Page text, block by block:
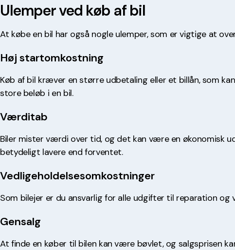
Ulemper ved køb af bil
At købe en bil har også nogle ulemper, som er vigtige at
Høj startomkostning
Køb af bil kræver en større udbetaling eller et billån, som
store beløb i en bil.
Værditab
Biler mister værdi over tid, og det kan være en økonomisk
betydeligt lavere end forventet.
Vedligeholdelsesomkostninger
Som bilejer er du ansvarlig for alle udgifter til reparation og
Gensalg
At finde en køber til bilen kan være bøvlet, og salgsprisen